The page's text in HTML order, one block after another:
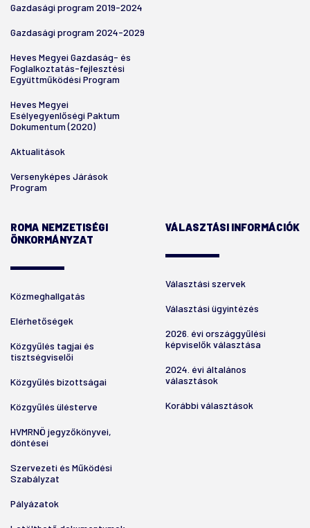
Gazdasági program 2019-2024
Gazdasági program 2024-2029
Heves Megyei Gazdaság- és
Foglalkoztatás-fejlesztési
Együttműködési Program
Heves Megyei
Esélyegyenlőségi Paktum
Dokumentum (2020)
Aktualitások
Versenyképes Járások
Program
ROMA NEMZETISÉGI
ÖNKORMÁNYZAT
Közmeghallgatás
Elérhetőségek
Közgyűlés tagjai és
tisztségviselői
Közgyűlés bizottságai
Közgyűlés ülésterve
HVMRNÖ jegyzőkönyvei,
döntései
Szervezeti és Működési
Szabályzat
Pályázatok
VÁLASZTÁSI INFORMÁCIÓK
Választási szervek
Választási ügyintézés
2026. évi országgyűlési
képviselők választása
2024. évi általános
választások
Korábbi választások